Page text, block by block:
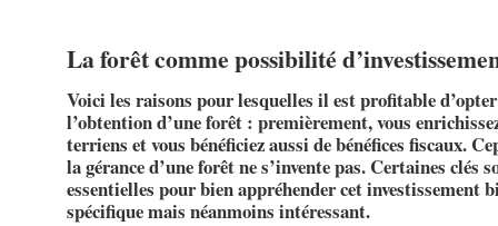
La forêt comme possibilité
Voici les raisons pour lesquelles il est profitable
l’obtention d’une forêt : premièrement, vous
terriens et vous bénéficiez aussi de bénéfices fiscaux.
la gérance d’une forêt ne s’invente pas. Certaines clés
essentielles pour bien appréhender cet investissement
spécifique mais néanmoins intéressant.